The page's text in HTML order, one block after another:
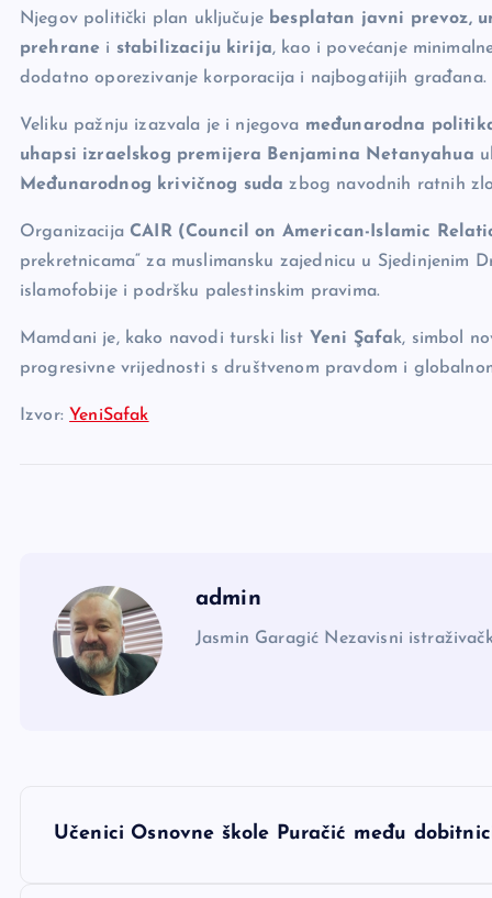
Njegov politički plan uključuje besplatan javni prevoz,
prehrane i stabilizaciju kirija, kao i povećanje
dodatno oporezivanje korporacija i najbogatijih građana.
Veliku pažnju izazvala je i njegova međunarodna
uhapsi izraelskog premijera Benjamina Netanyahua
Međunarodnog krivičnog suda zbog navodnih ratnih
OrganizacijaCAIR (Council on American-Islamic
prekretnicama“ za muslimansku zajednicu u
islamofobije i podršku palestinskim pravima.
Mamdani je, kako navodi turski list Yeni Şafa k, simbol
progresivne vrijednosti s društvenom pravdom i
Izvor: YeniSafak
admin
Jasmin Garagić Nezavisni
NUčenici Osnovne škole Puračić među